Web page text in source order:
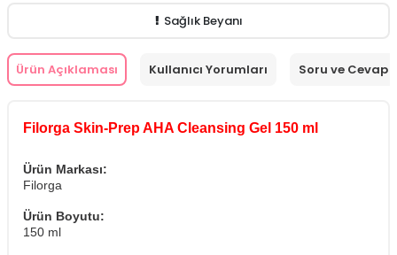
Sağlık Beyanı
Ürün Açıklaması Kullanıcı Yorumları Soru ve Cevap
Filorga Skin-Prep AHA Cleansing Gel 150 ml
Ürün Markası:
Filorga
Ürün Boyutu:
150 ml